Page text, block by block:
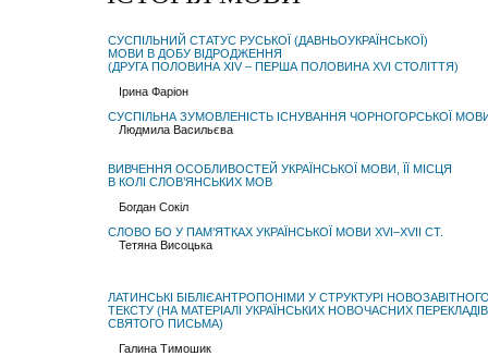
СУСПІЛЬНИЙ СТАТУС РУСЬКОЇ (ДАВНЬОУКРАЇНСЬКОЇ)
МОВИ В ДОБУ ВІДРОДЖЕННЯ
(ДРУГА ПОЛОВИНА ХIV – ПЕРША ПОЛОВИНА ХVI СТОЛІТТЯ)
Ірина Фаріон
CУСПІЛЬНА ЗУМОВЛЕНІСТЬ ІСНУВАННЯ ЧОРНОГОРСЬКОЇ
Людмила Васильєва
ВИВЧЕННЯ ОСОБЛИВОСТЕЙ УКРАЇНСЬКОЇ МОВИ, ЇЇ МІСЦЯ
В КОЛІ СЛОВ’ЯНСЬКИХ МОВ
Богдан Сокіл
СЛОВО БО У ПАМ’ЯТКАХ УКРАЇНСЬКОЇ МОВИ XVI–XVII СТ.
Тетяна Висоцька
ЛАТИНСЬКІ БІБЛІЄАНТРОПОНІМИ У СТРУКТУРІ
ТЕКСТУ (НА МАТЕРІАЛІ УКРАЇНСЬКИХ НОВОЧАСНИХ ПЕРЕКЛАДІВ
СВЯТОГО ПИСЬМА)
Галина Тимошик